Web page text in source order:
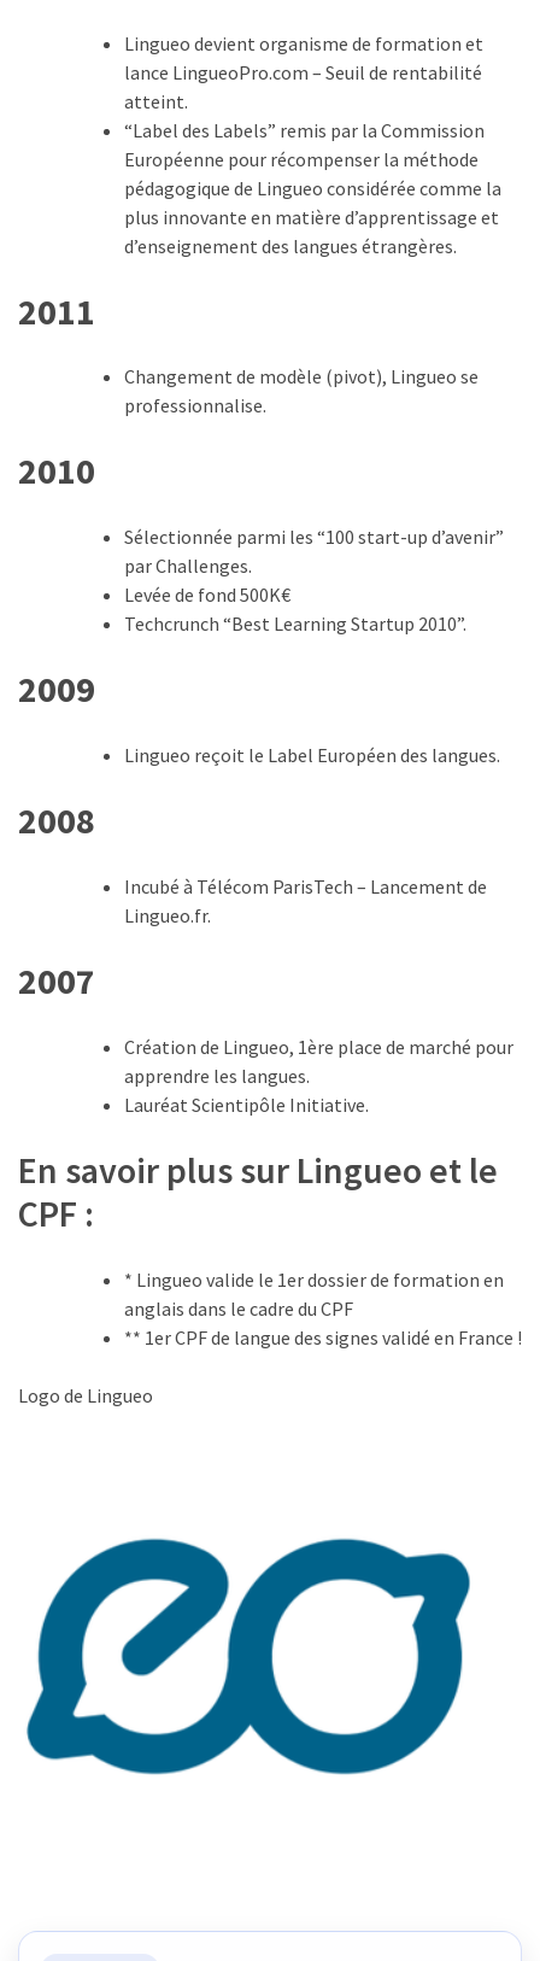
Lingueo devient organisme de formation et
lance LingueoPro.com – Seuil de rentabilité
atteint.
“Label des Labels” remis par la Commission
Européenne pour récompenser la méthode
pédagogique de Lingueo considérée comme la
plus innovante en matière d’apprentissage et
d’enseignement des langues étrangères.
2011
Changement de modèle (pivot), Lingueo se
professionnalise.
2010
Sélectionnée parmi les “100 start-up d’avenir”
par Challenges.
Levée de fond 500K€
Techcrunch “Best Learning Startup 2010”.
2009
Lingueo reçoit le Label Européen des langues.
2008
Incubé à Télécom ParisTech – Lancement de
Lingueo.fr.
2007
Création de Lingueo, 1ère place de marché pour
apprendre les langues.
Lauréat Scientipôle Initiative.
En savoir plus sur Lingueo et le
CPF :
* Lingueo valide le 1er dossier de formation en
anglais dans le cadre du CPF
** 1er CPF de langue des signes validé en France !
Logo de Lingueo